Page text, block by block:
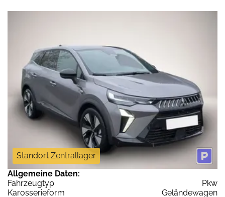
Standort Zentrallager
Allgemeine Daten:
Fahrzeugtyp
Pkw
Karosserieform
Geländewagen